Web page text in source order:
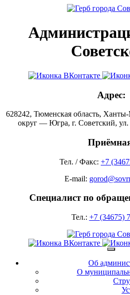
Адрес:
628242, Тюменская область,
округ — Югра, г. Советский,
Тел. / Факс: +7
E-mail:
Специалист по
Тел.: +7 (34675)
Об
О